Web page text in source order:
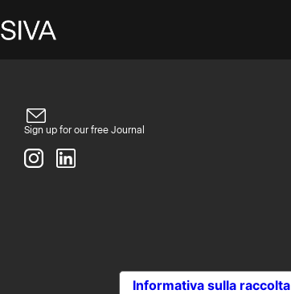
Sign up for our free Journal
Informativa sulla raccolta